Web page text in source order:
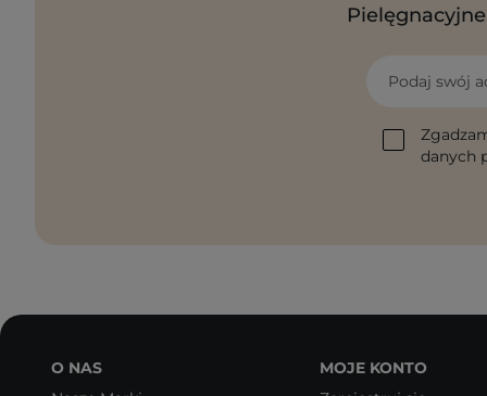
Podaj swój
danych
O NAS
MOJE KONTO